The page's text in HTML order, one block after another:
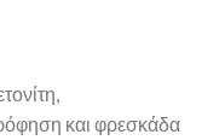
και φρεσκάδα